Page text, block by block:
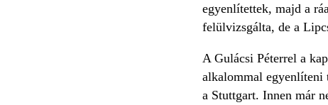
egyenlítettek, majd a
felülvizsgálta, de a
A Gulácsi Péterrel a
alkalommal egyenlíteni
a Stuttgart. Innen már